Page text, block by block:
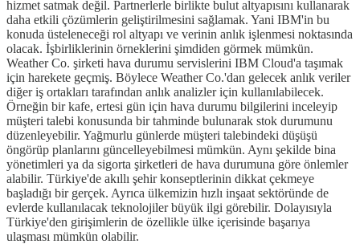
hizmet satmak değil. Partnerlerle birlikte bulut altyapısını kullanarak
daha etkili çözümlerin geliştirilmesini sağlamak. Yani IBM'in bu
konuda üsteleneceği rol altyapı ve verinin anlık işlenmesi noktasında
olacak. İşbirliklerinin örneklerini şimdiden görmek mümkün.
Weather Co. şirketi hava durumu servislerini IBM Cloud'a taşımak
için harekete geçmiş. Böylece Weather Co.'dan gelecek anlık veriler
diğer iş ortakları tarafından anlık analizler için kullanılabilecek.
Örneğin bir kafe, ertesi gün için hava durumu bilgilerini inceleyip
müşteri talebi konusunda bir tahminde bulunarak stok durumunu
düzenleyebilir. Yağmurlu günlerde müşteri talebindeki düşüşü
öngörüp planlarını güncelleyebilmesi mümkün. Aynı şekilde bina
yönetimleri ya da sigorta şirketleri de hava durumuna göre önlemler
alabilir. Türkiye'de akıllı şehir konseptlerinin dikkat çekmeye
başladığı bir gerçek. Ayrıca ülkemizin hızlı inşaat sektöründe de
evlerde kullanılacak teknolojiler büyük ilgi görebilir. Dolayısıyla
Türkiye'den girişimlerin de özellikle ülke içerisinde başarıya
ulaşması mümkün olabilir.